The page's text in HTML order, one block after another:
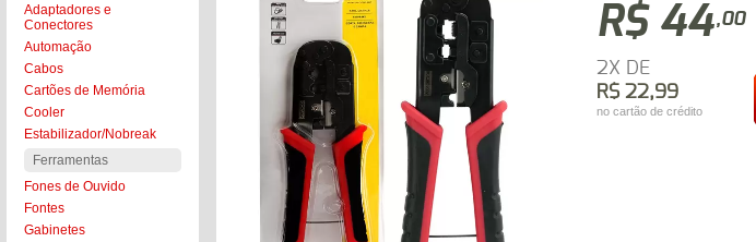
Adaptadores e
Conectores
Automação
Cabos
Cartões de Memória
Cooler
Estabilizador/Nobreak
Ferramentas
Fones de Ouvido
Fontes
Gabinetes
R$ 44,00
2X DE
R$ 22,99
no cartão de crédito
COLOCAR NO CARRINHO